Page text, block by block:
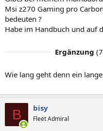
Msi z270 Gaming pro
bedeuten ?
Habe im Handbuch und auf
Ergänzung (
Wie lang geht denn ein
B bisy
Fleet Admiral